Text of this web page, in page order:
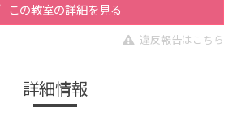
この教室の詳細を見る
違反報告はこちら
詳細情報